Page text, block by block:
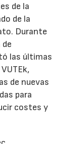
de la
de la
Durante
las últimas
de nuevas
para
costes y